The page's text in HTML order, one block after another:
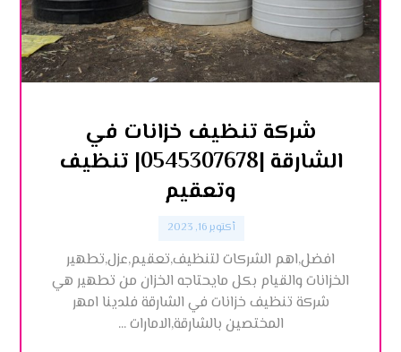
شركة تنظيف خزانات في
الشارقة |0545307678| تنظيف
وتعقيم
أكتوبر 16, 2023
افضل,اهم الشركات لتنظيف,تعقيم,عزل,تطهير
الخزانات والقيام بكل مايحتاجه الخزان من تطهير هي
شركة تنظيف خزانات في الشارقة فلدينا امهر
المختصين بالشارقة,الامارات ...